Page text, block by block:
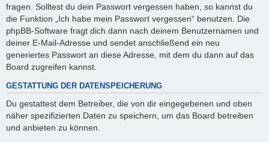
fragen. Solltest du dein Passwort vergessen haben, so kannst du
die Funktion „Ich habe mein Passwort vergessen“ benutzen. Die
phpBB-Software fragt dich dann nach deinem Benutzernamen und
deiner E-Mail-Adresse und sendet anschließend ein neu
generiertes Passwort an diese Adresse, mit dem du dann auf das
Board zugreifen kannst.
GESTATTUNG DER DATENSPEICHERUNG
Du gestattest dem Betreiber, die von dir eingegebenen und oben
näher spezifizierten Daten zu speichern, um das Board betreiben
und anbieten zu können.